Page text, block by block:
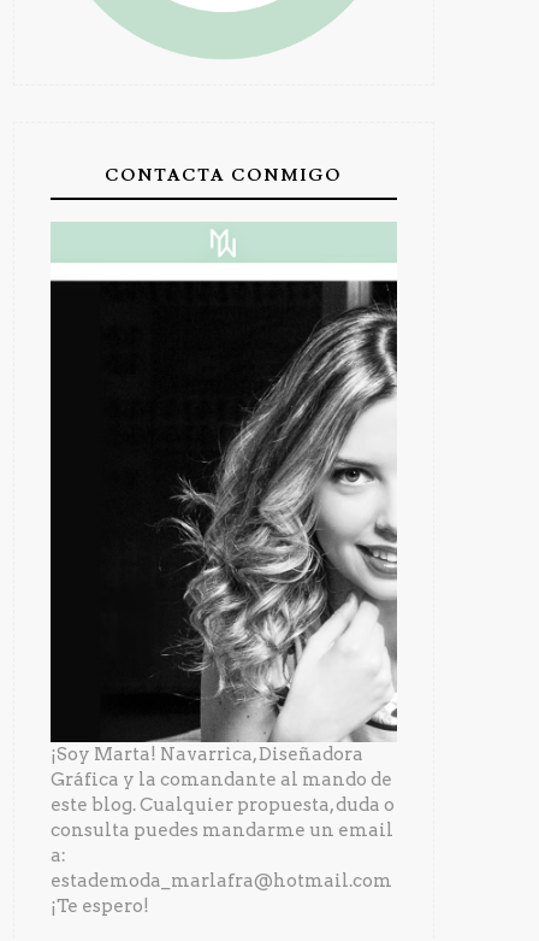
CONTACTA CONMIGO
¡Soy Marta! Navarrica, Diseñadora
Gráfica y la comandante al mando de
este blog. Cualquier propuesta, duda o
consulta puedes mandarme un email
a:
estademoda_marlafra@hotmail.com
¡Te espero!